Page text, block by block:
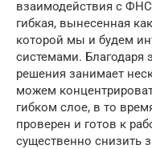
взаимодействия с
гибкая, вынесенная
которой мы и будем
системами. Благодаря
решения занимает
можем
гибком слое, в то
проверен и готов к
существенно снизить